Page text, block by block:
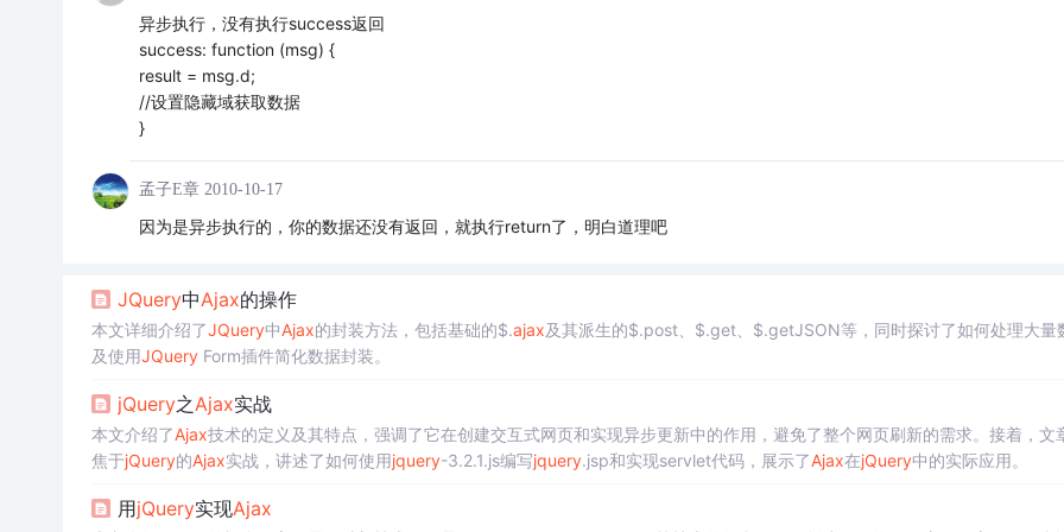
异步执行，没有执行success返回
success: function (msg) {
result = msg.d;
//设置隐藏域获取数据
}
孟子E章 2010-10-17
因为是异步执行的，你的数据还没有返回，就执行return了，明白道理吧
JQuery中Ajax的操作
本文详细介绍了JQuery中Ajax的封装方法，包括基础的$.ajax及其派生的$.post、$.get、$.getJSON等，同时探讨了如何处理大量
及使用JQueryForm插件简化数据封装。
jQuery之Ajax实战
本文介绍了Ajax技术的定义及其特点，强调了它在创建交互式网页和实现异步更新中的作用，避免了整个网页刷新的需求。接着，文
焦于jQuery的Ajax实战，讲述了如何使用jquery-3.2.1.js编写jquery.jsp和实现servlet代码，展示了Ajax在jQuery中的实际应用。
用jQuery实现Ajax